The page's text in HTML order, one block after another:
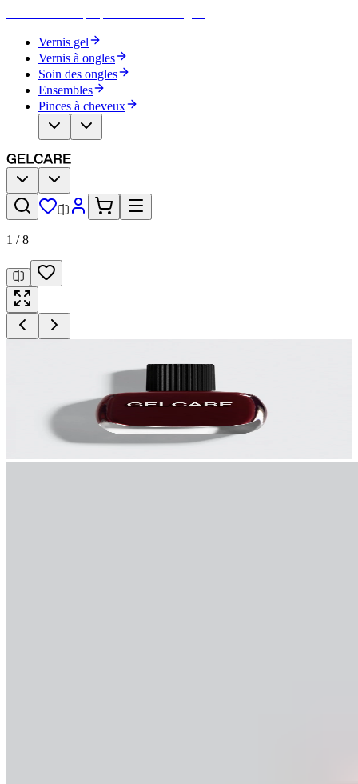
Vernis gel
Vernis à ongles
Soin des ongles
Ensembles
Pinces à cheveux
1 /8